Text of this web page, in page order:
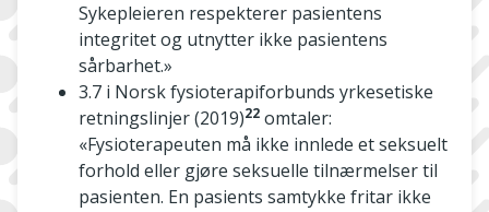
Sykepleieren respekterer pasientens
integritet og utnytter ikke pasientens
sårbarhet.»
3.7 i Norsk fysioterapiforbunds yrkesetiske
retningslinjer (2019)22 omtaler:
«Fysioterapeuten må ikke innlede et seksuelt
forhold eller gjøre seksuelle tilnærmelser til
pasienten. En pasients samtykke fritar ikke